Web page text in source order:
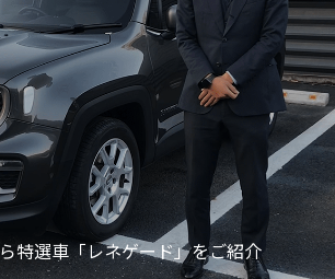
特選車「レネゲード」をご紹介